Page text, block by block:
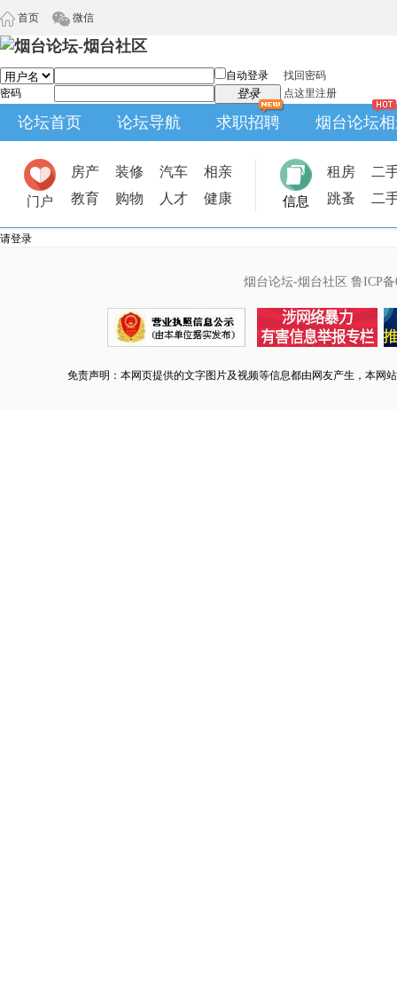
首页 微信
自动登录
找回密码
密码
登录 点这里注册
论坛首页 论坛导航 求职招聘 烟台论坛
门户
房产 装修 汽车
相亲
教育
购物 人才 健康 信息
租房
二
跳蚤
二
请登录
烟台论坛-烟台社区 鲁ICP备
免责声明：本网页提供的文字图片及视频等信息都由网友产生，本网